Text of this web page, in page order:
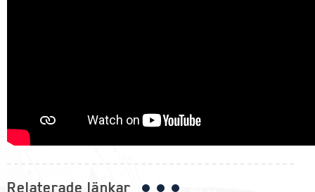
Relaterade länkar